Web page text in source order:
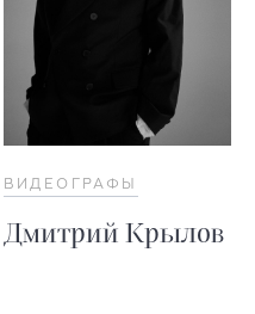
ВИДЕОГРАФЫ
Дмитрий Крылов